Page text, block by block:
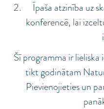
Īpaša atzinība uz
konferencē, lai
Šī programma ir lieliska
tikt godinātam
Pievienojieties un